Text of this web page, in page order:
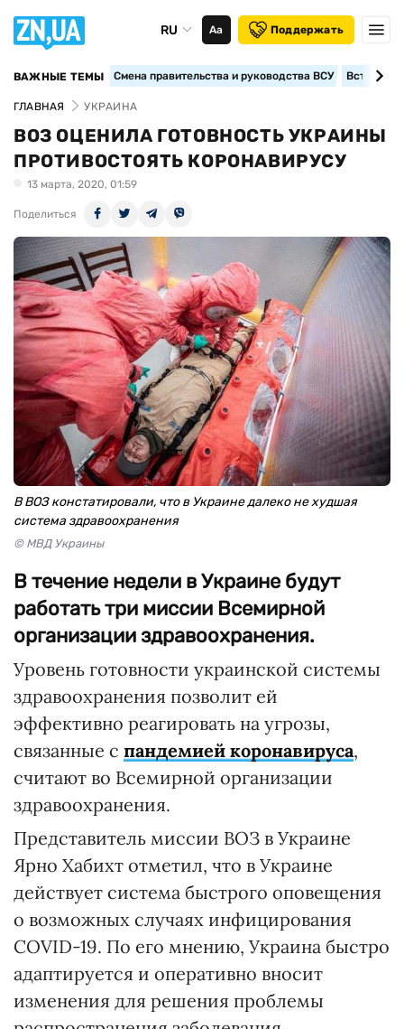
RU Аа Поддержать
ВАЖНЫЕ ТЕМЫ Смена правительства и руководства ВСУ
ГЛАВНАЯ УКРАИНА
ВОЗ ОЦЕНИЛА ГОТОВНОСТЬ УКРАИНЫ
ПРОТИВОСТОЯТЬ КОРОНАВИРУСУ
13 марта, 2020, 01:59
Поделиться
В ВОЗ констатировали, что в Украине далеко не худшая
система здравоохранения
© МВД Украины
В течение недели в Украине будут
работать три миссии Всемирной
организации здравоохранения.
Уровень готовности украинской системы
здравоохранения позволит ей
эффективно реагировать на угрозы,
связанные с пандемией коронавируса,
считают во Всемирной организации
здравоохранения.
Представитель миссии ВОЗ в Украине
Ярно Хабихт отметил, что в Украине
действует система быстрого оповещения
о возможных случаях инфицирования
COVID-19. По его мнению, Украина быстро
адаптируется и оперативно вносит
изменения для решения проблемы